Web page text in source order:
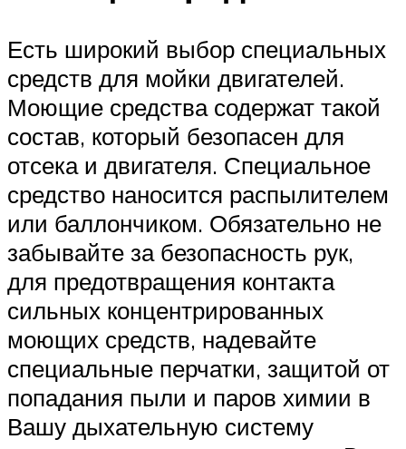
Есть широкий выбор специальных
средств для мойки двигателей.
Моющие средства содержат такой
состав, который безопасен для
отсека и двигателя. Специальное
средство наносится распылителем
или баллончиком. Обязательно не
забывайте за безопасность рук,
для предотвращения контакта
сильных концентрированных
моющих средств, надевайте
специальные перчатки, защитой от
попадания пыли и паров химии в
Вашу дыхательную систему